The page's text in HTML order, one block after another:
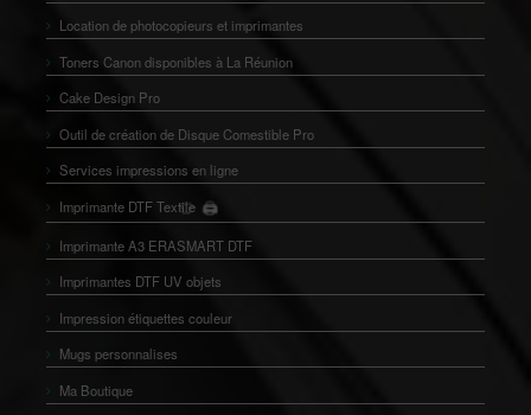
Location de photocopieurs et imprimantes
Toners Canon disponibles à La Réunion
Cake Design Pro
Outil de création de Disque Comestible Pro
Services impressions en ligne
Imprimante DTF Textile 🖨️
👕
Imprimante A3 ERASMART DTF
Imprimantes DTF UV objets
Impression étiquettes couleur
Mugs personnalises
Ma Boutique